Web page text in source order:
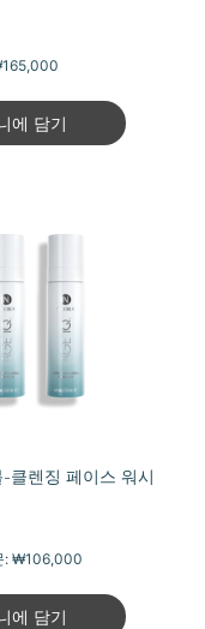
에 담기
렌징 페이스 워시
:₩106,000
에 담기